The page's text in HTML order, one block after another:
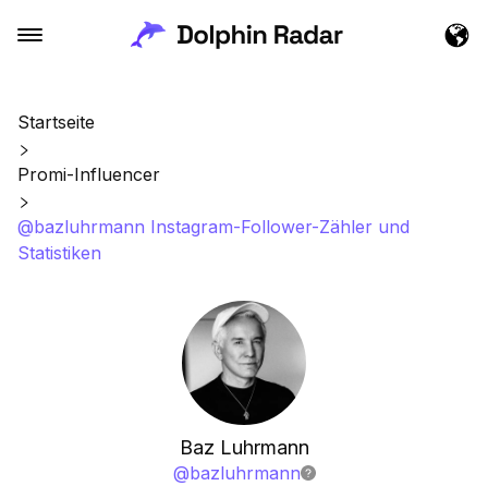
Startseite
Promi-Influencer
@bazluhrmann Instagram-Follower-Zähler und
Statistiken
Baz Luhrmann
@bazluhrmann